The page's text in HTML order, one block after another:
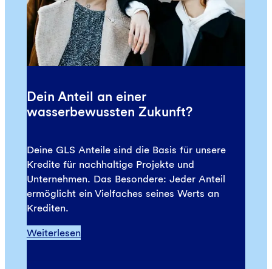
Dein Anteil an einer
wasserbewussten Zukunft?
Deine GLS Anteile sind die Basis für unsere
Kredite für nachhaltige Projekte und
Unternehmen. Das Besondere: Jeder Anteil
ermöglicht ein Vielfaches seines Werts an
Krediten.
Weiterlesen